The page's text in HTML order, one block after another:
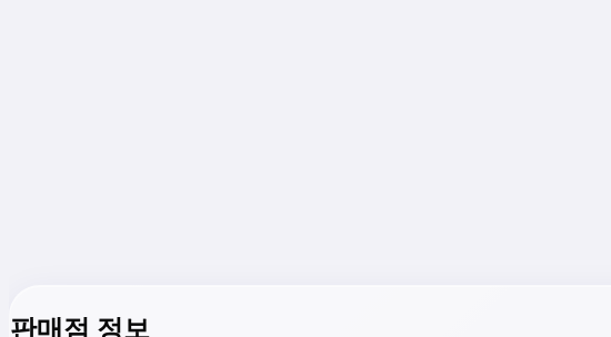
판매점 정보